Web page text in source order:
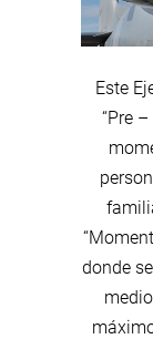
Este
“Pre
donde